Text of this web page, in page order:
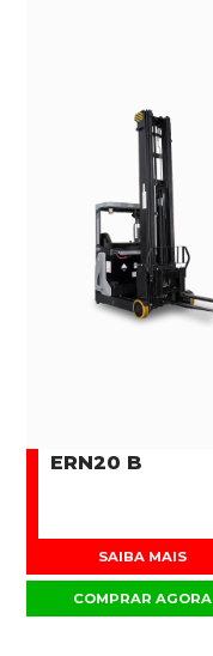
ERN20 B
SAIBA MAIS
COMPRAR AGORA